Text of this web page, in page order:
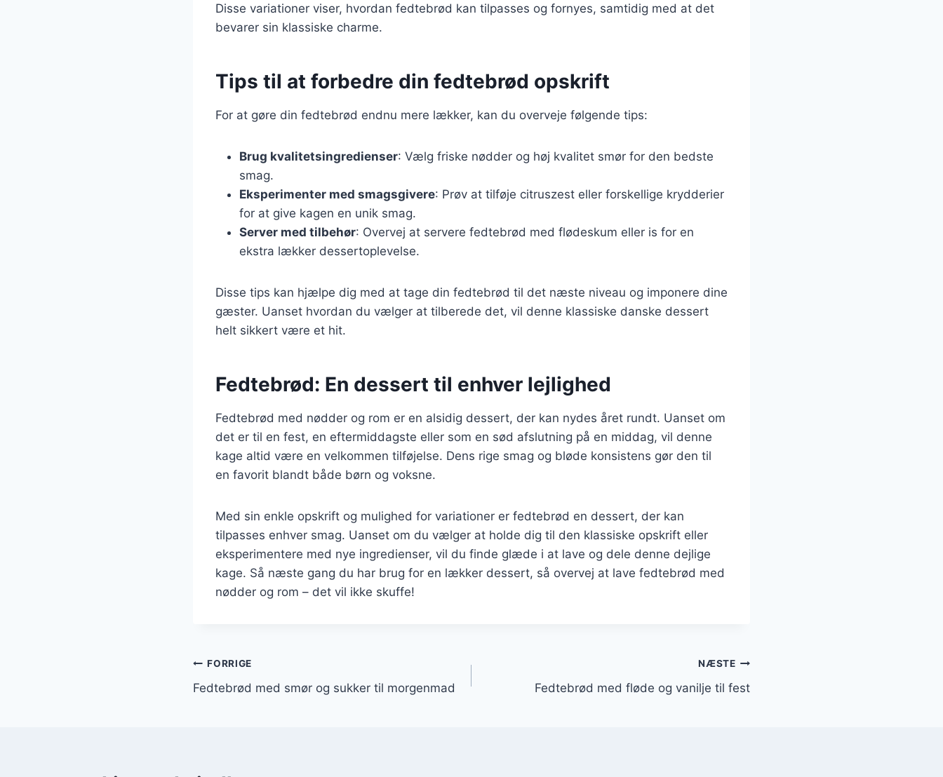
Disse variationer viser, hvordan fedtebrød kan tilpasses og fornyes, samtidig med at det
bevarer sin klassiske charme.
Tips til at forbedre din fedtebrød opskrift
For at gøre din fedtebrød endnu mere lækker, kan du overveje følgende tips:
Brug kvalitetsingredienser: Vælg friske nødder og høj kvalitet smør for den bedste
smag.
Eksperimenter med smagsgivere: Prøv at tilføje citruszest eller forskellige krydderier
for at give kagen en unik smag.
Server med tilbehør: Overvej at servere fedtebrød med flødeskum eller is for en
ekstra lækker dessertoplevelse.
Disse tips kan hjælpe dig med at tage din fedtebrød til det næste niveau og imponere dine
gæster. Uanset hvordan du vælger at tilberede det, vil denne klassiske danske dessert
helt sikkert være et hit.
Fedtebrød: En dessert til enhver lejlighed
Fedtebrød med nødder og rom er en alsidig dessert, der kan nydes året rundt. Uanset om
det er til en fest, en eftermiddagste eller som en sød afslutning på en middag, vil denne
kage altid være en velkommen tilføjelse. Dens rige smag og bløde konsistens gør den til
en favorit blandt både børn og voksne.
Med sin enkle opskrift og mulighed for variationer er fedtebrød en dessert, der kan
tilpasses enhver smag. Uanset om du vælger at holde dig til den klassiske opskrift eller
eksperimentere med nye ingredienser, vil du finde glæde i at lave og dele denne dejlige
kage. Så næste gang du har brug for en lækker dessert, så overvej at lave fedtebrød med
nødder og rom – det vil ikke skuffe!
Indlægsnavigation
FORRIGE
Fedtebrød med smør og sukker til morgenmad
NÆSTE
Fedtebrød med fløde og vanilje til fest